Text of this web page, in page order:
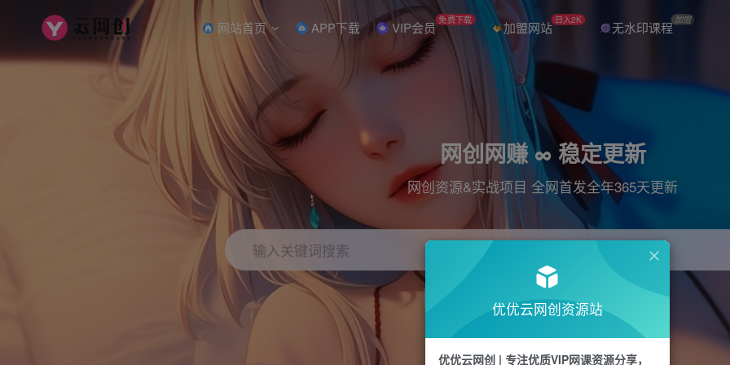
网站首页 APP下载 VIP会员 免费下载 加盟网站 日入2K 无水印课程 加盟
网创网赚 ∞ 稳定更新
网创资源&实战项目 全网首发全年365天更新
输入关键词搜索
引流 直播 电商 剪辑
优优云网创资源站
优优云网创 | 专注优质VIP网课资源分享，